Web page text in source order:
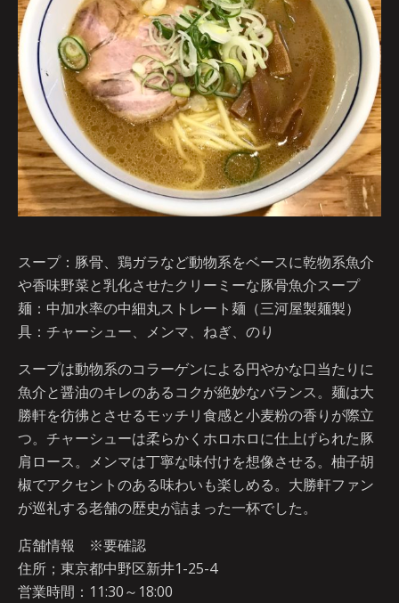
スープ：豚骨、鶏ガラなど動物系をベースに乾物系魚介
や香味野菜と乳化させたクリーミーな豚骨魚介スープ
麺：中加水率の中細丸ストレート麺（三河屋製麺製）
具：チャーシュー、メンマ、ねぎ、のり
スープは動物系のコラーゲンによる円やかな口当たりに
魚介と醤油のキレのあるコクが絶妙なバランス。麺は大
勝軒を彷彿とさせるモッチリ食感と小麦粉の香りが際立
つ。チャーシューは柔らかくホロホロに仕上げられた豚
肩ロース。メンマは丁寧な味付けを想像させる。柚子胡
椒でアクセントのある味わいも楽しめる。大勝軒ファン
が巡礼する老舗の歴史が詰まった一杯でした。
店舗情報 ※要確認
住所；東京都中野区新井1-25-4
営業時間：11:30～18:00